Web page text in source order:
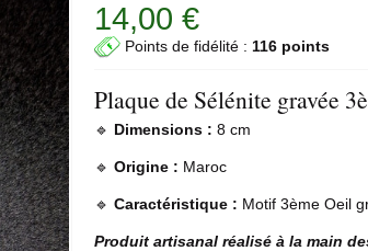
14,00 €
Points de fidélité : 116 points
Plaque de Sélénite gravée
🔹 Dimensions : 8 cm
🔹Origine : Maroc
🔹Caractéristique : Motif 3ème Oeil
Produit artisanal réalisé à la main